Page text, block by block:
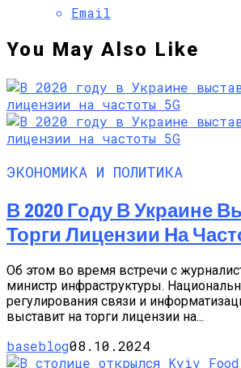
Email
You May Also Like
ЭКОНОМИКА И ПОЛИТИКА
В 2020 Году В Украине
Торги Лицензии На
Об этом во время встречи с
министр инфраструктуры.
регулирования связи и
выставит на торги лицензии на...
baseblog08.10.2024